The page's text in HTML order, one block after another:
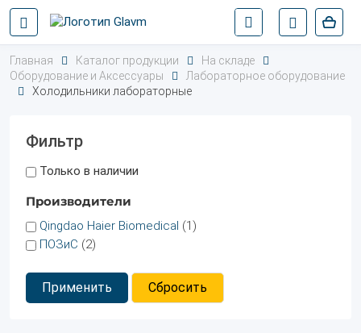
Главная Каталог продукции
На складе
Оборудование и Аксессуары
Лабораторное оборудование
Холодильники лабораторные
Фильтр
Только в наличии
Производители
Qingdao Haier Biomedical (1)
ПОЗиС (2)
Применить Сбросить